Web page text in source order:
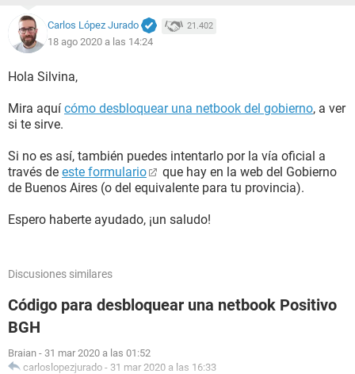
Carlos López Jurado 21.402
18 ago 2020 a las 14:24
Hola Silvina,
Mira aquí cómo desbloquear una netbook del gobierno, a ver
si te sirve.
Si no es así, también puedes intentarlo por la vía oficial a
través de este formulario
que hay en la web del Gobierno
de Buenos Aires (o del equivalente para tu provincia).
Espero haberte ayudado, ¡un saludo!
Discusiones similares
Código para desbloquear una netbook Positivo
BGH
Braian - 31 mar 2020 a las 01:52
carloslopezjurado - 31 mar 2020 a las 16:33